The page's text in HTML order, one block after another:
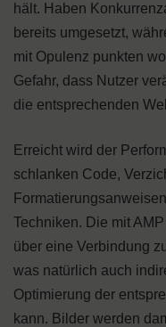
hält. Haben
bereits umgesetzt,
mit Opulenz punkten
Gefahr, dass Nutzer
die entsprechenden
Erreicht wird der
schlanken Code,
Techniken. Die mit
über eine Verbindung
was natürlich auch
Optimierung der
kann. Bilder werden